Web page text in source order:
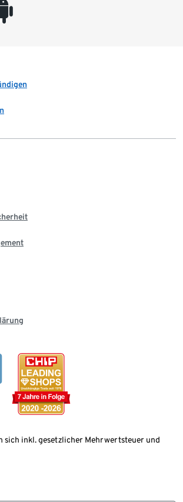
sich inkl. gesetzlicher Mehrwertsteuer und